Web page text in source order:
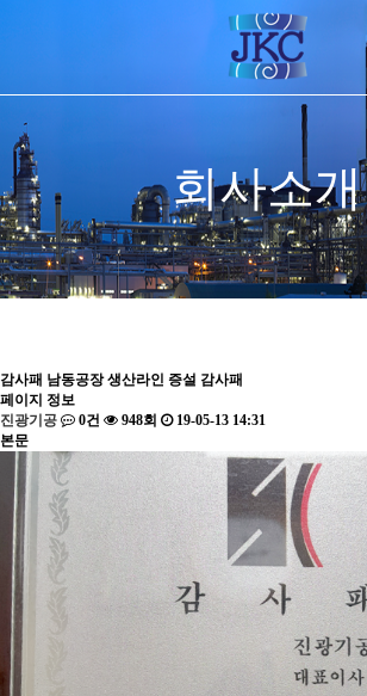
회사소개
감사패 남동공장 생산라인 증설 감사패
페이지 정보
진광기공
0건 948회
19-05-13 14:31
본문